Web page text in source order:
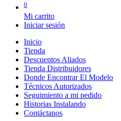
0
Mi carrito
Iniciar sesión
Inicio
Tienda
Descuentos Aliados
Tienda Distribuidores
Donde Encontrar El Modelo
Técnicos Autorizados
Seguimiento a mi pedido
Historias Instalando
Contáctanos